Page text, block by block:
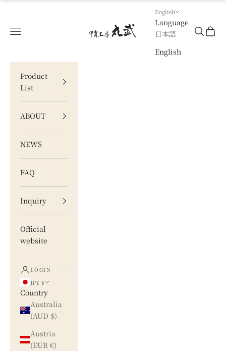
甲冑工房 丸武
Navigation menu
English
Language
日本語
English
Search
Cart
Product
List
ABOUT
NEWS
FAQ
Inquiry
Official
website
LOGIN
JPY ¥
Country
Australia
(AUD $)
Austria
(EUR €)